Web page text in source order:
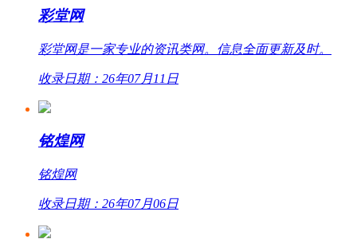
彩堂网
彩堂网是一家专业的资讯类网。信息全面更新及时。
收录日期：26年07月11日
铭煌网
铭煌网
收录日期：26年07月06日